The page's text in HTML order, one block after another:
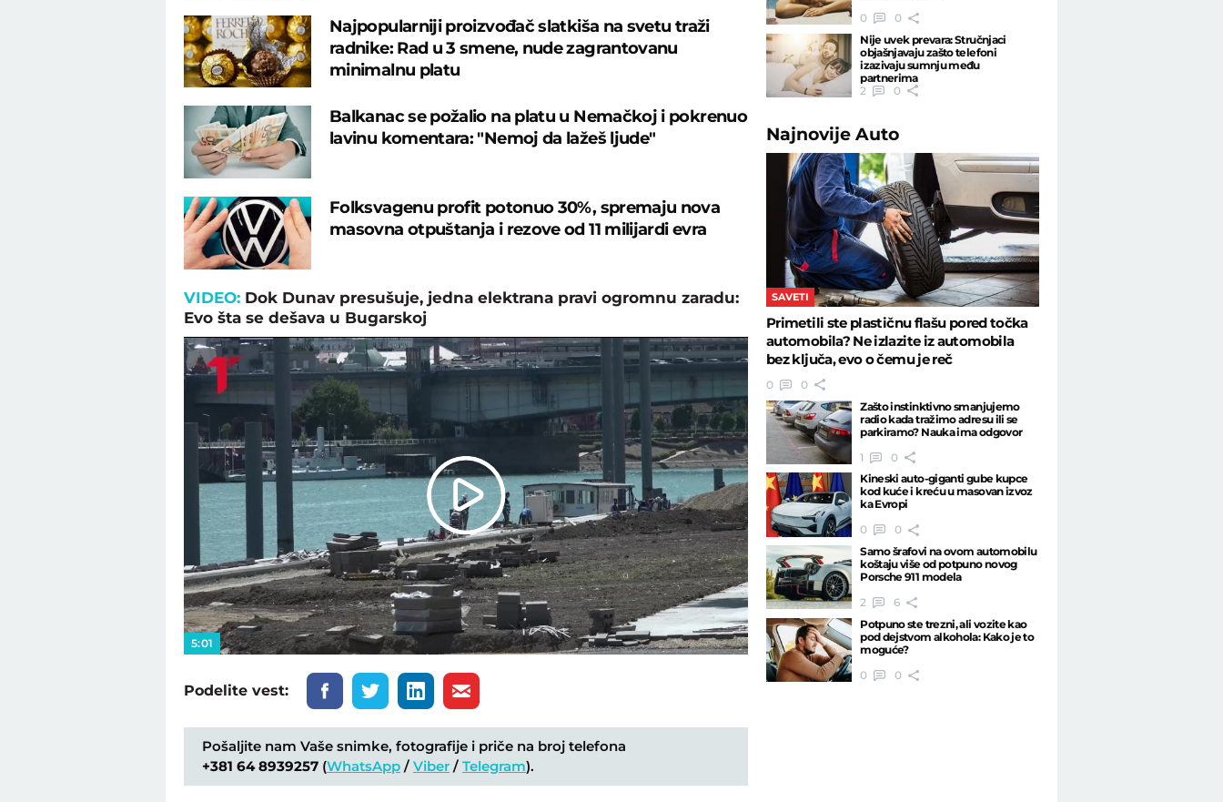
Najpopularniji proizvođač slatkiša na svetu traži
radnike: Rad u 3 smene, nude zagrantovanu
minimalnu platu
Balkanac se požalio na platu u Nemačkoj i pokrenuo
lavinu komentara: "Nemoj da lažeš ljude"
Folksvagenu profit potonuo 30%, spremaju nova
masovna otpuštanja i rezove od 11 milijardi evra
VIDEO: Dok Dunav presušuje, jedna elektrana pravi ogromnu zaradu:
Evo šta se dešava u Bugarskoj
Play
Video
5:01
Podelite vest:
Pošaljite nam Vaše snimke, fotografije i priče na broj telefona
+381 64 8939257 (WhatsApp / Viber / Telegram).
0
0
Nije uvek prevara: Stručnjaci
objašnjavaju zašto telefoni
izazivaju sumnju među
partnerima
2
0
NajnovijeAuto
SAVETI
Primetili ste plastičnu flašu pored točka
automobila? Ne izlazite iz automobila
bez ključa, evo o čemu je reč
0
0
Zašto instinktivno smanjujemo
radio kada tražimo adresu ili se
parkiramo? Nauka ima odgovor
1
0
Kineski auto-giganti gube kupce
kod kuće i kreću u masovan izvoz
ka Evropi
0
0
Samo šrafovi na ovom automobilu
koštaju više od potpuno novog
Porsche 911 modela
2
6
Potpuno ste trezni, ali vozite kao
pod dejstvom alkohola: Kako je to
moguće?
0
0